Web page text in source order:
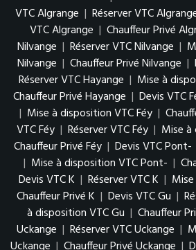
VTC Algrange | Réserver VTC
VTC Algrange | Chauffeur Privé
Nilvange | Réserver VTC Nilvange |
Nilvange | Chauffeur Privé Nilvange |
Réserver VTC Hayange | Mise à
Chauffeur Privé Hayange | Devis VTC
| Mise à disposition VTC Féy |
VTC Féy | Réserver VTC Féy | Mise à
Chauffeur Privé Féy | Devis VTC Pont-
| Mise à disposition VTC Pont- |
Devis VTC K | Réserver VTC K |
Chauffeur Privé K | Devis VTC Gu |
à disposition VTC Gu | Chauffeur
Uckange | Réserver VTC Uckange |